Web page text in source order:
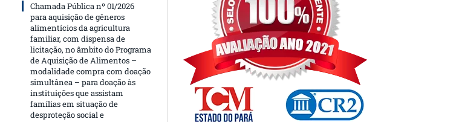
Chamada Pública nº 01/2026
para aquisição de gêneros
alimentícios da agricultura
familiar, com dispensa de
licitação, no âmbito do Programa
de Aquisição de Alimentos –
modalidade compra com doação
simultânea – para doação às
instituições que assistam
famílias em situação de
desproteção social e